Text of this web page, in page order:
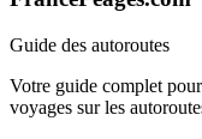
Guide des autoroutes
Votre guide complet
voyages sur les